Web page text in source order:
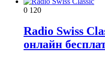
0 120
Radio Swiss
онлайн